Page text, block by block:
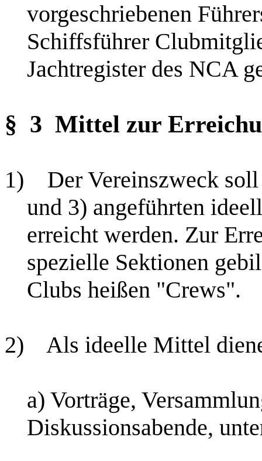
vorgeschriebenen
Schiffsführer
Jachtregister des NCA
§ 3 Mittel zur
1)
Der Vereinszweck
und 3) angeführten
erreicht werden. Zur
spezielle Sektionen
Clubs heißen "Crews".
2) Als ideelle Mittel
a) Vorträge,
Diskussionsabende,